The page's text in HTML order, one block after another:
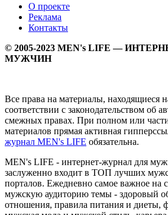
О проекте
Реклама
Контакты
© 2005-2023 MEN's LIFE —
МУЖЧИН
Все права на материалы, находящиеся
соответствии с законодательством об
смежных правах. При полном или
материалов прямая активная
журнал MEN's LIFE обязательна.
MEN's LIFE - интернет-журнал для
заслуженно входит в ТОП лучших
порталов. Ежедневно самое важное
мужскую аудиторию темы - здоровый
отношения, правила питания и диеты,